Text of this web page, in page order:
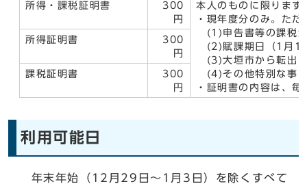
所得・課税証明書
300
円
本人のものに限ります
・現年度分のみ。た
(1)申告書等の課税
(2)賦課期日（1月1
(3)大垣市から転出
(4)その他特別な事
・証明書の内容は、
所得証明書
300
円
課税証明書
300
円
利用可能日
年末年始（12月29日～1月3日）を除くすべて